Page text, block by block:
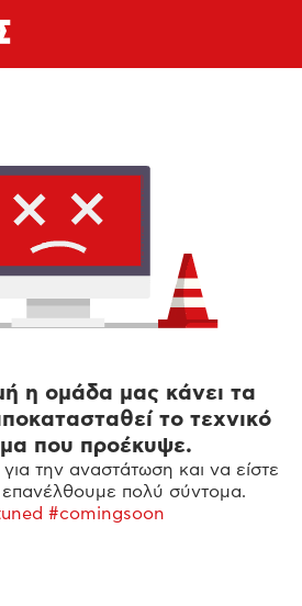
η ομάδα μας κάνει τα
το τεχνικό
που προέκυψε.
την αναστάτωση και να είστε
επανέλθουμε πολύ σύντομα.
#comingsoon